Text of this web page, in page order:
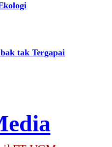
tak Tergapai